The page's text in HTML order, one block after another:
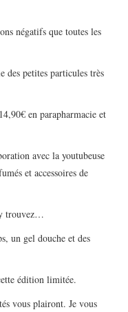
négatifs que toutes les
des petites particules très
en parapharmacie et
avec la youtubeuse
et accessoires de
trouvez…
un gel douche et des
édition limitée.
vous plairont. Je vous